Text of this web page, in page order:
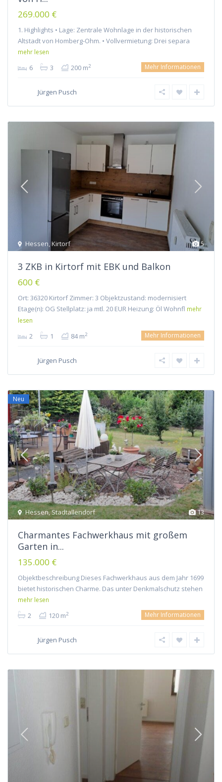
269.000 €
1. Highlights • Lage: Zentrale Wohnlage in der historischen
Altstadt von Homberg-Ohm. • Vollvermietung: Drei separa
mehr lesen
6 3 200 m2 Mehr Informationen
Jürgen Pusch
5
Hessen,Kirtorf
3 ZKB in Kirtorf mit EBK und Balkon
600 €
Ort: 36320 Kirtorf Zimmer: 3 Objektzustand: modernisiert
Etage(n): OG Stellplatz: ja mtl. 20 EUR Heizung: Öl Wohnfl mehr
lesen
2 1 84 m2 Mehr Informationen
Jürgen Pusch
13
Hessen,Stadtallendorf
Neu
Charmantes Fachwerkhaus mit großem
Garten in...
135.000 €
Objektbeschreibung Dieses Fachwerkhaus aus dem Jahr 1699
bietet historischen Charme. Das unter Denkmalschutz stehen
mehr lesen
2 120 m2 Mehr Informationen
Jürgen Pusch